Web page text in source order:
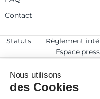
Contact
Statuts Règlement
Espace